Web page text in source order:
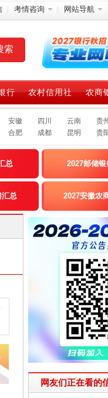
考情咨询 网站导航
行 农村信用社 农商
安徽 四川 云南 贵州
合肥 成都 昆明 贵
总 2027邮储
汇总 2027安徽农
网友们正在看的